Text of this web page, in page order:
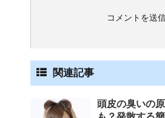
関連記事
頭皮の臭いの